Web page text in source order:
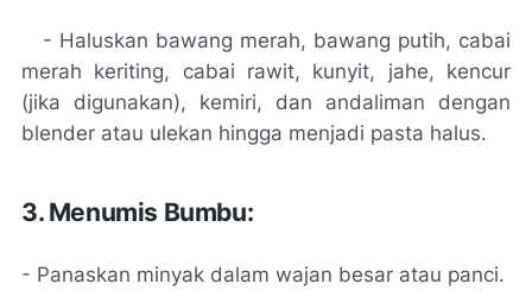
- Haluskan bawang merah, bawang putih, cabai
merah keriting, cabai rawit, kunyit, jahe, kencur
(jika digunakan), kemiri, dan andaliman dengan
blender atau ulekan hingga menjadi pasta halus.
3. Menumis Bumbu:
- Panaskan minyak dalam wajan besar atau panci.